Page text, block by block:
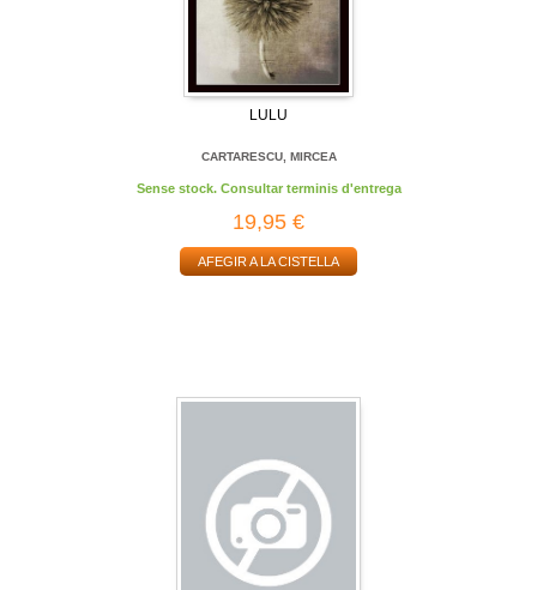
LULU
CARTARESCU, MIRCEA
Sense stock. Consultar terminis d'entrega
19,95 €
AFEGIR A LA CISTELLA